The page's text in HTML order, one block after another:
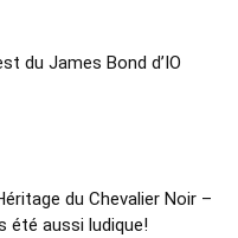
du James Bond d’IO
du Chevalier Noir –
été aussi ludique!